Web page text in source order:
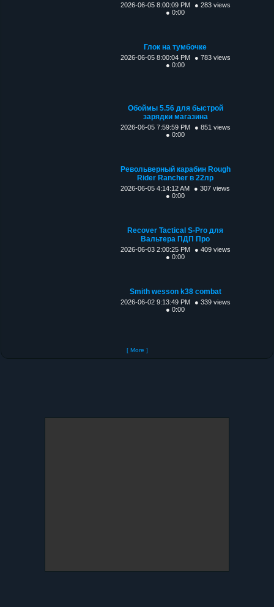
2026-06-05 8:00:09 PM
● 283 views
● 0:00
Глок на тумбочке
2026-06-05 8:00:04 PM
● 783 views
● 0:00
Обоймы 5.56 для быстрой
зарядки магазина
2026-06-05 7:59:59 PM
● 851 views
● 0:00
Револьверный карабин Rough
Rider Rancher в 22лр
2026-06-05 4:14:12 AM
● 307 views
● 0:00
Recover Tactical S-Pro для
Вальтера ПДП Про
2026-06-03 2:00:25 PM
● 409 views
● 0:00
Smith wesson k38 combat
2026-06-02 9:13:49 PM
● 339 views
● 0:00
[ More ]